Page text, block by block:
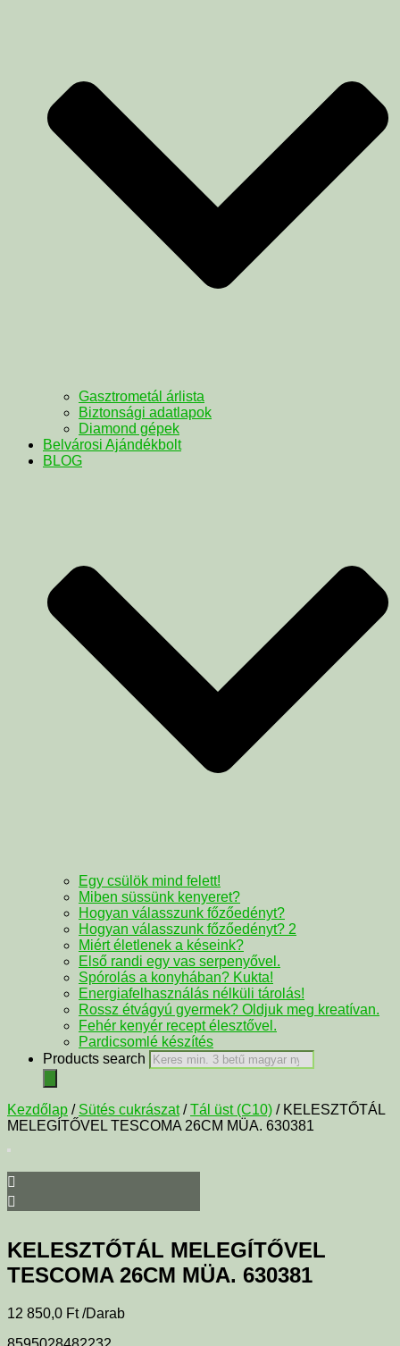
Gasztrometál árlista
Biztonsági adatlapok
Diamond gépek
Belvárosi Ajándékbolt
BLOG
Egy csülök mind felett!
Miben süssünk kenyeret?
Hogyan válasszunk főzőedényt?
Hogyan válasszunk főzőedényt? 2
Miért életlenek a késeink?
Első randi egy vas serpenyővel.
Spórolás a konyhában? Kukta!
Energiafelhasználás nélküli tárolás!
Rossz étvágyú gyermek? Oldjuk meg kreatívan.
Fehér kenyér recept élesztővel.
Pardicsomlé készítés
Products search
Kezdőlap / Sütés cukrászat/Tál üst (C10) / KELESZTŐTÁL
MELEGÍTŐVEL TESCOMA 26CM MÜA. 630381
KELESZTŐTÁL MELEGÍTŐVEL
TESCOMA 26CM MÜA. 630381
12 850,0 Ft /Darab